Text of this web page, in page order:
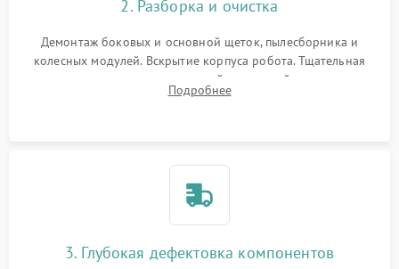
2. Разборка и очистка
Демонтаж боковых и основной щеток, пылесборника и
колесных модулей. Вскрытие корпуса робота. Тщательная
очистка внутренних полостей, шестерней и плат от
скопившейся пыли, волос и шерсти животных с
Подробнее
3. Глубокая дефектовка компонентов